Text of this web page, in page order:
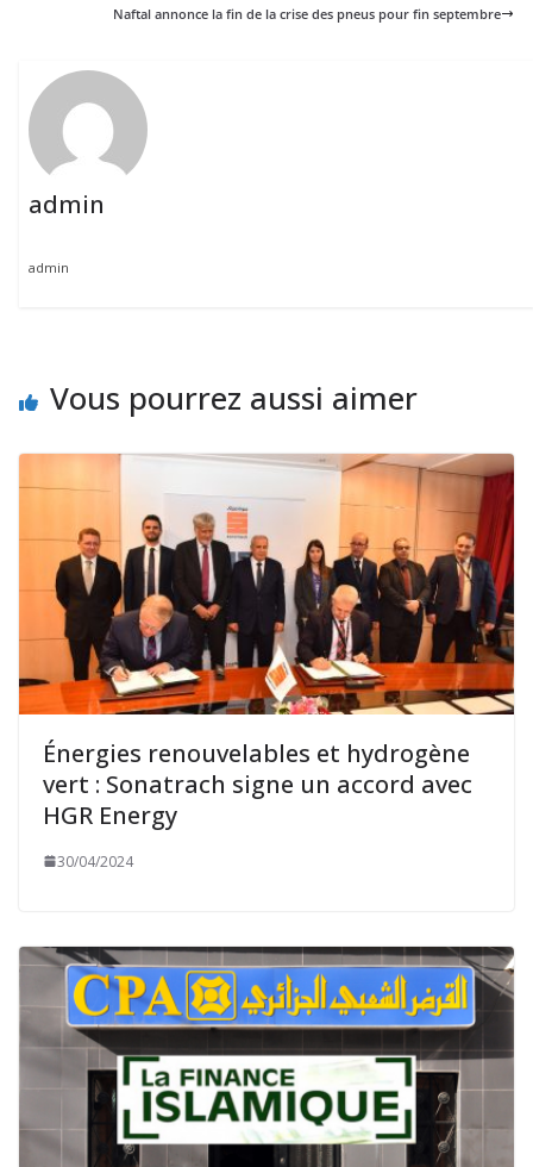
Naftal annonce la fin de la crise des pneus pour fin septembre
admin
admin
Vous pourrez aussi aimer
Énergies renouvelables et hydrogène
vert : Sonatrach signe un accord avec
HGR Energy
30/04/2024